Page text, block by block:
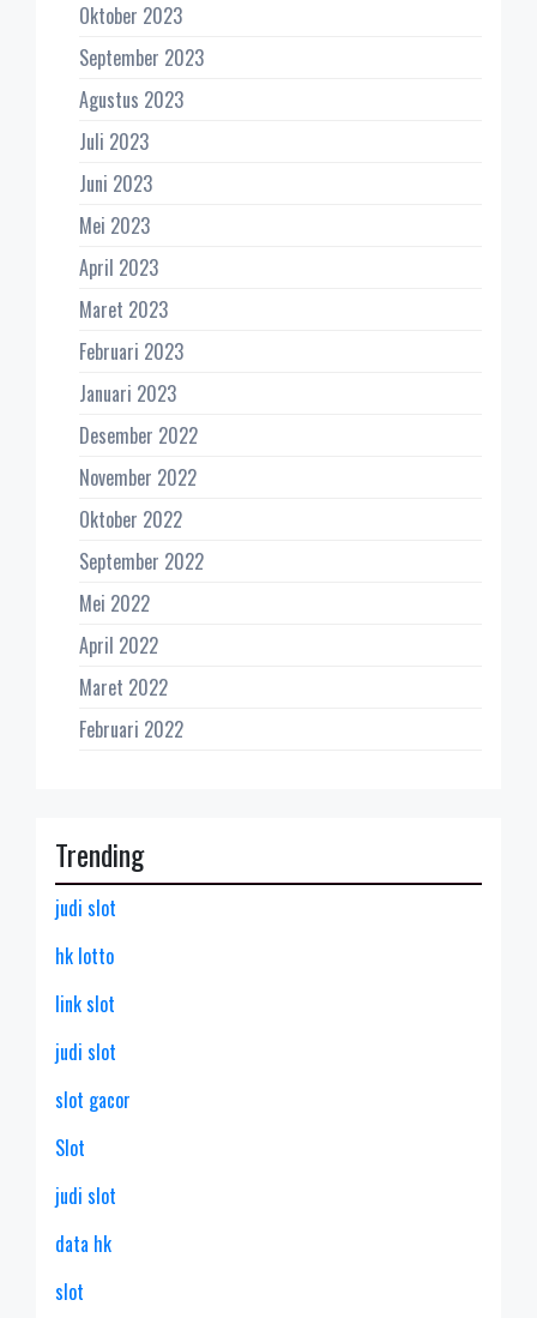
Oktober 2023
September 2023
Agustus 2023
Juli 2023
Juni 2023
Mei 2023
April 2023
Maret 2023
Februari 2023
Januari 2023
Desember 2022
November 2022
Oktober 2022
September 2022
Mei 2022
April 2022
Maret 2022
Februari 2022
Trending
judi slot
hk lotto
link slot
judi slot
slot gacor
Slot
judi slot
data hk
slot